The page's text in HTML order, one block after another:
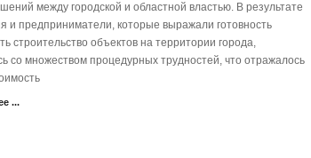
между городской и областной властью. В результате
и предприниматели, которые выражали готовность
строительство объектов на территории города,
со множеством процедурных трудностей, что отражалось
...